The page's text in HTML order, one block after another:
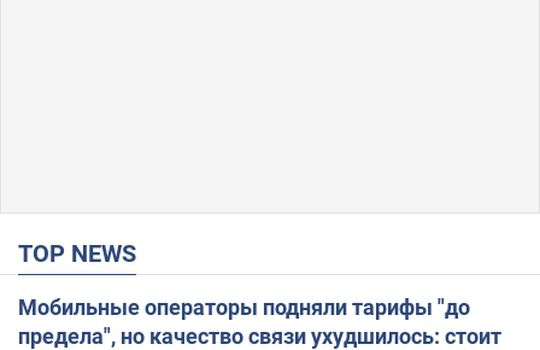
TOP NEWS
Мобильные операторы подняли тарифы "до
предела", но качество связи ухудшилось: стоит